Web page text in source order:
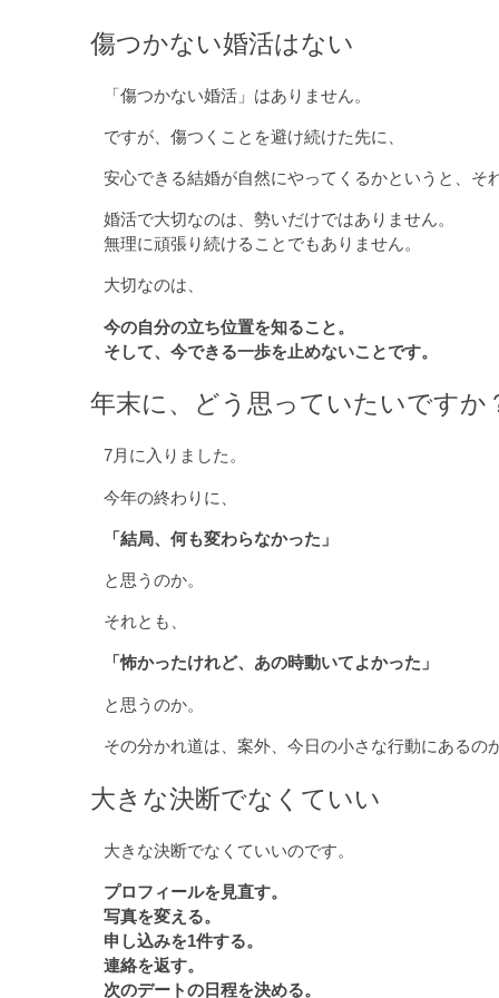
傷つかない婚活はない
「傷つかない婚活」はありません。
ですが、傷つくことを避け続けた先に、
安心できる結婚が自然にやってくるかというと、そ
婚活で大切なのは、勢いだけではありません。
無理に頑張り続けることでもありません。
大切なのは、
今の自分の立ち位置を知ること。
そして、今できる一歩を止めないことです。
年末に、どう思っていたいですか
7月に入りました。
今年の終わりに、
「結局、何も変わらなかった」
と思うのか。
それとも、
「怖かったけれど、あの時動いてよかった」
と思うのか。
その分かれ道は、案外、今日の小さな行動にあるの
大きな決断でなくていい
大きな決断でなくていいのです。
プロフィールを見直す。
写真を変える。
申し込みを1件する。
連絡を返す。
次のデートの日程を決める。